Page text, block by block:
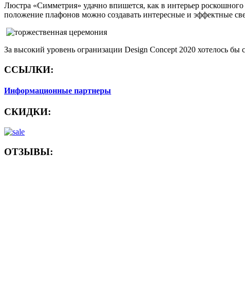
Люстра «Симметрия» удачно впишется, как в интерьер
положение плафонов можно создавать интересные и эффектные
За высокий уровень огранизации Design Concept 2020 хотелось
ССЫЛКИ:
Информационные партнеры
СКИДКИ:
ОТЗЫВЫ: